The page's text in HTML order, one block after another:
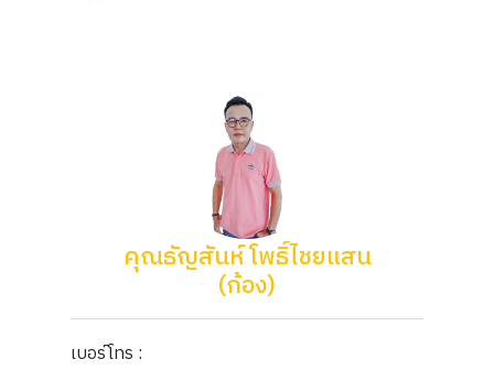
คุณธัญสันห์ โพธิ์ไชยแสน
(ก้อง)
เบอร์โทร :